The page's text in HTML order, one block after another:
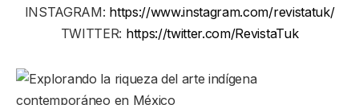
INSTAGRAM: https://www.instagram.com/revistatuk/
TWITTER: https://twitter.com/RevistaTuk